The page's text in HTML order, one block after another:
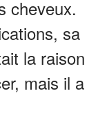
cheveux.
sa
la raison
mais il a